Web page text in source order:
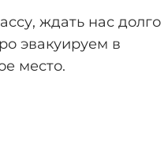
ждать нас долго
эвакуируем в
место.